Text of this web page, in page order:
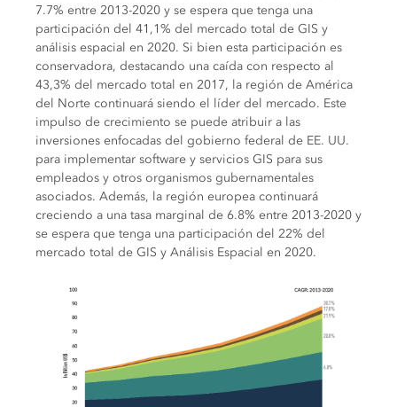
7.7% entre 2013-2020 y se espera que tenga una
participación del 41,1% del mercado total de GIS y
análisis espacial en 2020. Si bien esta participación es
conservadora, destacando una caída con respecto al
43,3% del mercado total en 2017, la región de América
del Norte continuará siendo el líder del mercado. Este
impulso de crecimiento se puede atribuir a las
inversiones enfocadas del gobierno federal de EE. UU.
para implementar software y servicios GIS para sus
empleados y otros organismos gubernamentales
asociados. Además, la región europea continuará
creciendo a una tasa marginal de 6.8% entre 2013-2020 y
se espera que tenga una participación del 22% del
mercado total de GIS y Análisis Espacial en 2020.